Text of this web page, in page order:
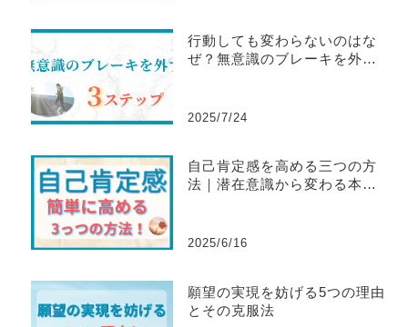
行動しても変わらないのはな
ぜ？無意識のブレーキを外す3
2025/7/24
自己肯定感を高める三つの方
法｜潜在意識から変わる本当
2025/6/16
願望の実現を妨げる5つの理由
とその克服法